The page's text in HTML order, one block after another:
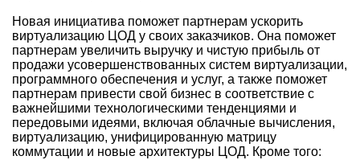
Новая инициатива поможет партнерам ускорить
виртуализацию ЦОД у своих заказчиков. Она поможет
партнерам увеличить выручку и чистую прибыль от
продажи усовершенствованных систем виртуализации,
программного обеспечения и услуг, а также поможет
партнерам привести свой бизнес в соответствие с
важнейшими технологическими тенденциями и
передовыми идеями, включая облачные вычисления,
виртуализацию, унифицированную матрицу
коммутации и новые архитектуры ЦОД. Кроме того: